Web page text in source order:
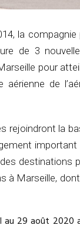
la
de 3
pour
aérienne de
rejoindront la
destinations
à Marseille,
au 29 août